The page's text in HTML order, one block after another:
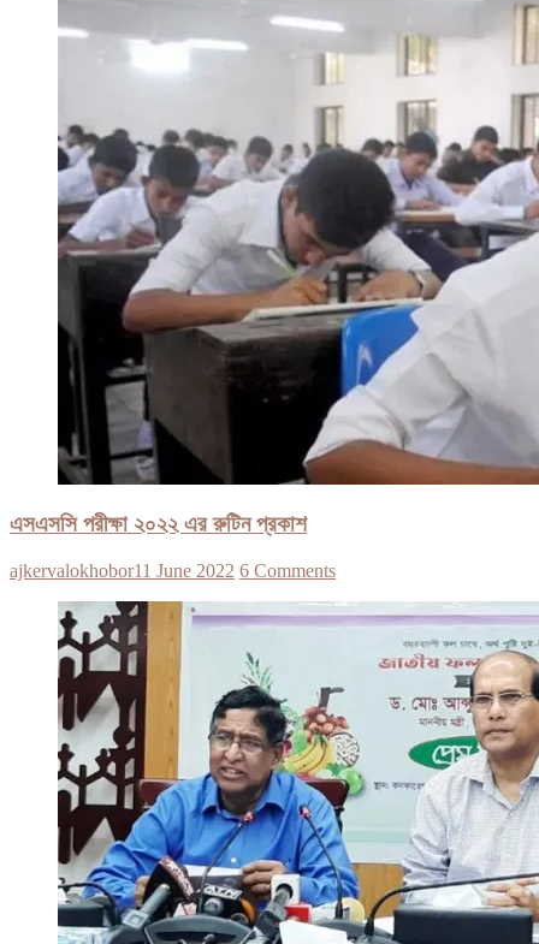
এসএসসি পরীক্ষা ২০২২ এর রুটিন প্রকাশ
ajkervalokhobor11 June 2022 6 Comments